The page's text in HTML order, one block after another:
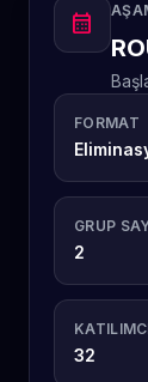
calendar_month
FORMAT
GRUP
2
32